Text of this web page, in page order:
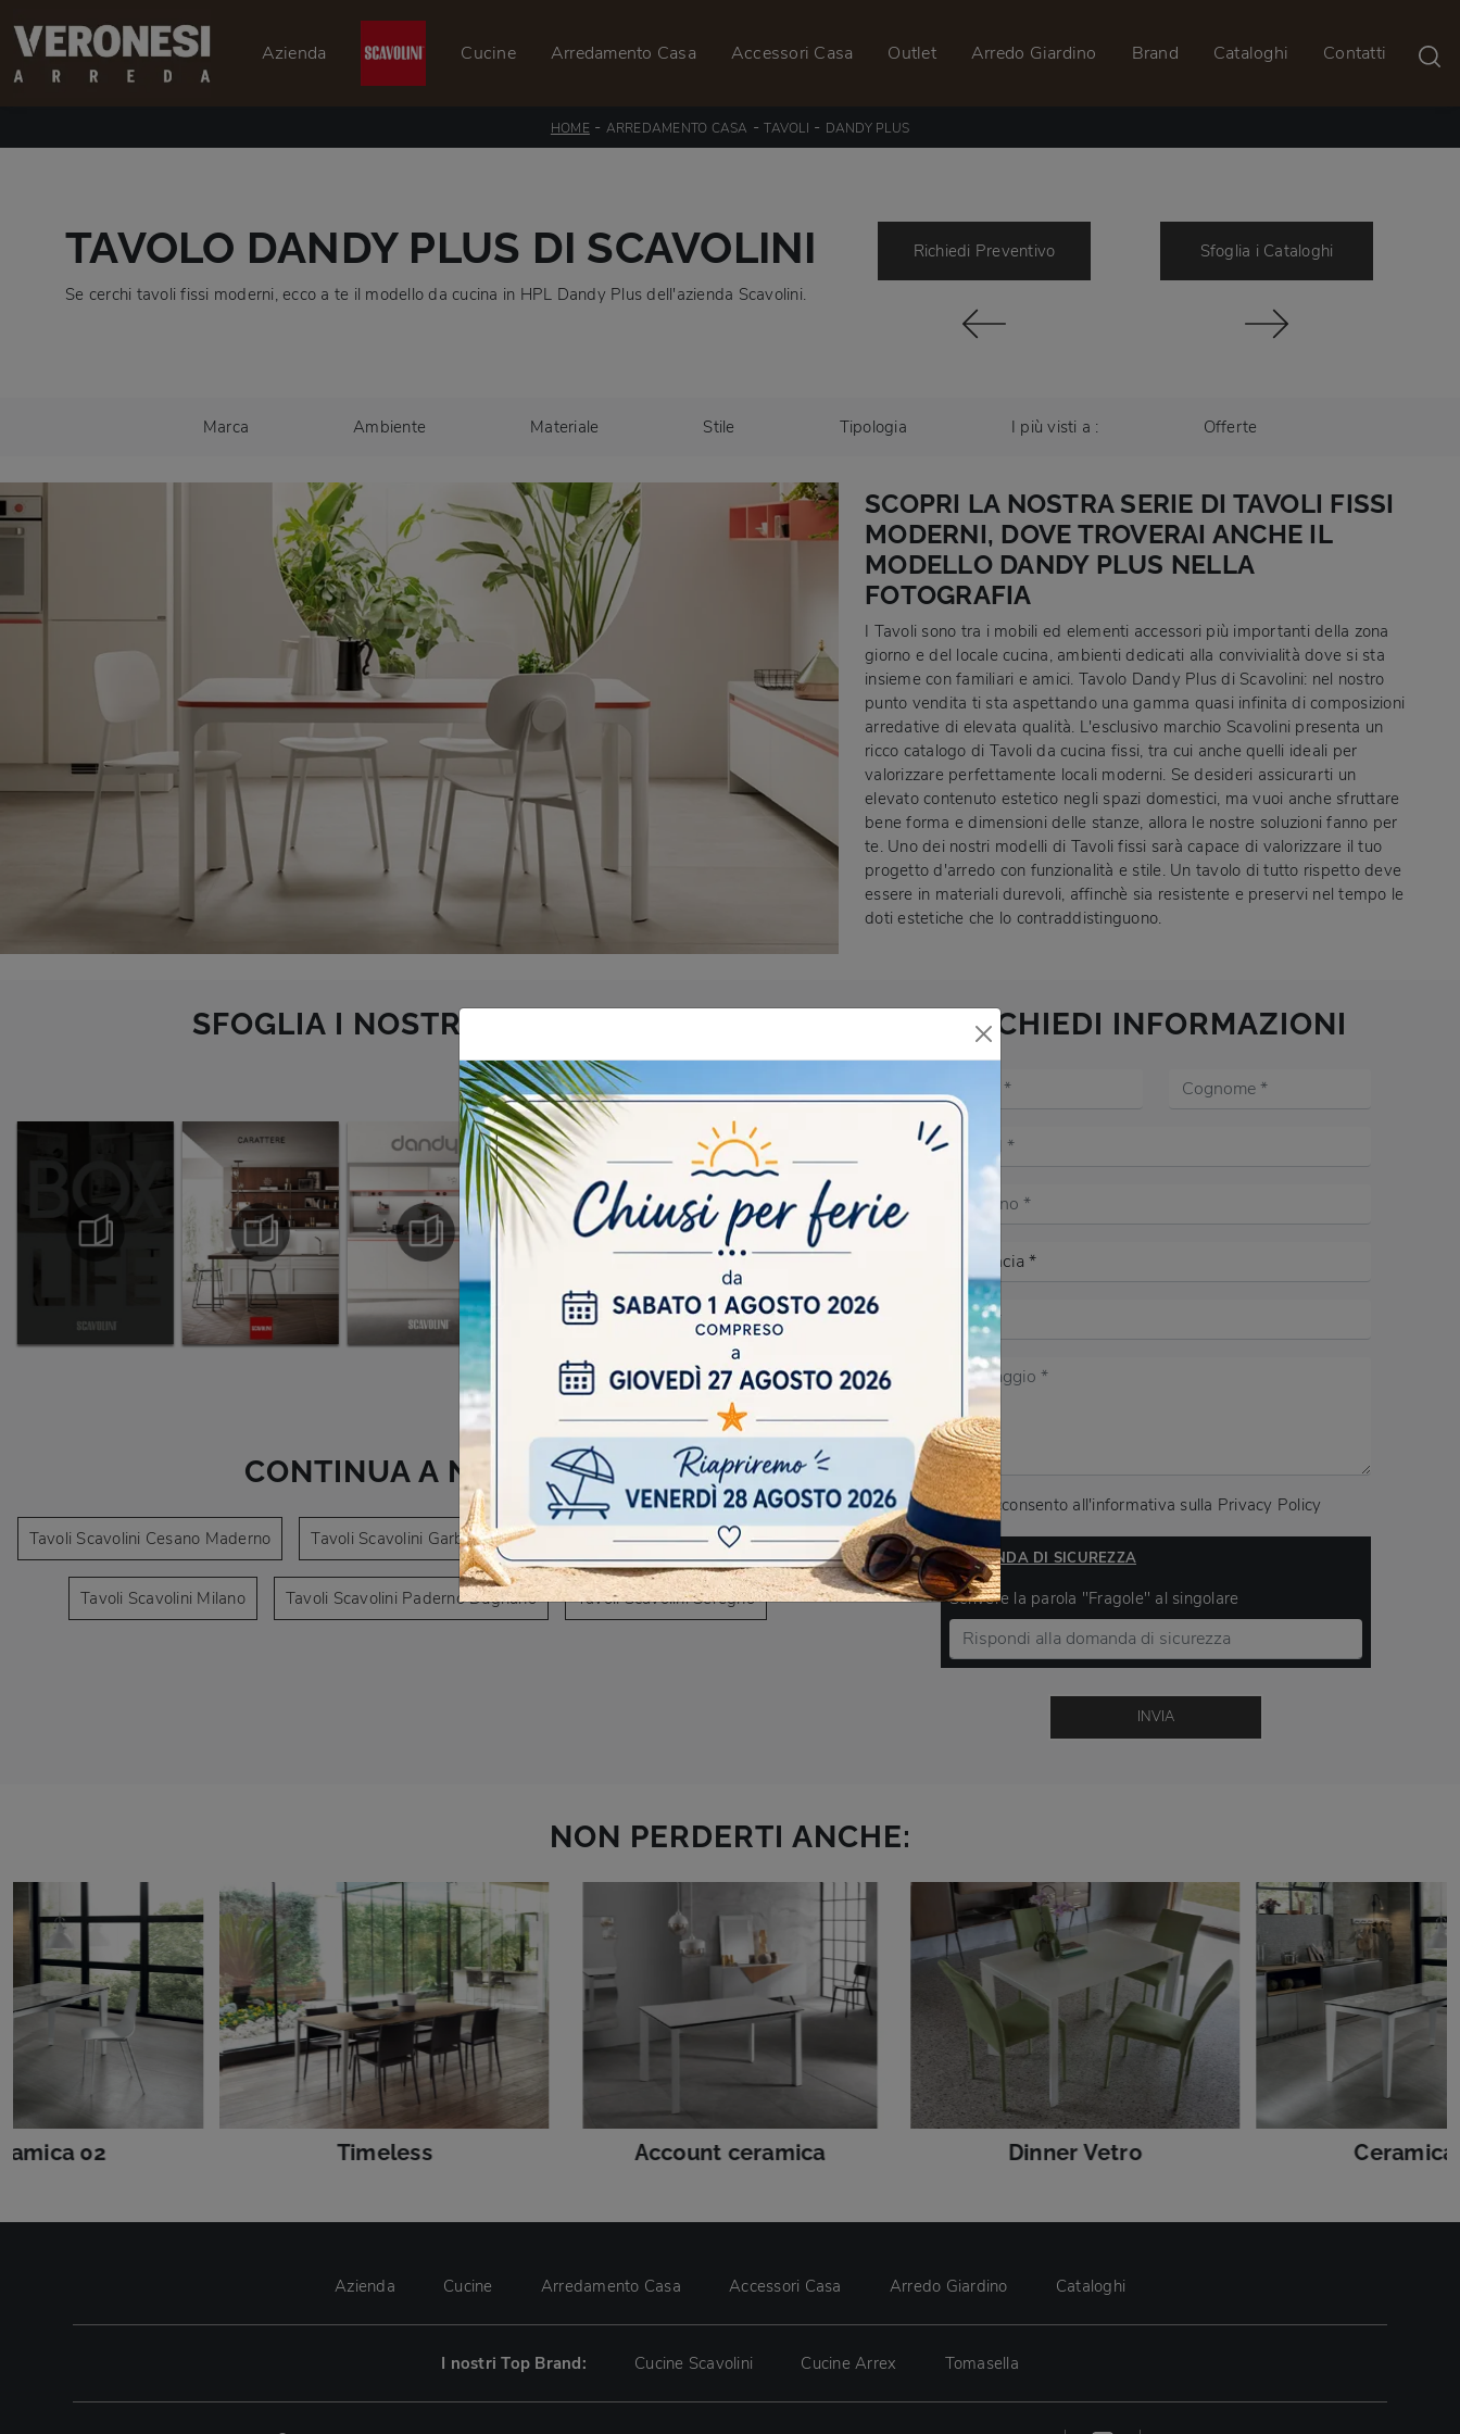
Azienda Cucine Arredamento Casa Accessori Casa Outlet Arredo Giardino Brand Cataloghi Contatti
HOME - ARREDAMENTO CASA -TAVOLI - DANDY PLUS
TAVOLO DANDY PLUS DI SCAVOLINI
Se cerchi tavoli fissi moderni, ecco a te il modello da cucina in HPL Dandy Plus dell'azienda Scavolini.
Richiedi Preventivo Sfoglia i Cataloghi
Marca Ambiente Materiale Stile Tipologia I più visti a : Offerte
SCOPRI LA NOSTRA SERIE DI TAVOLI FISSI
MODERNI, DOVE TROVERAI ANCHE IL
MODELLO DANDY PLUS NELLA
FOTOGRAFIA
I Tavoli sono tra i mobili ed elementi accessori più importanti della zona
giorno e del locale cucina, ambienti dedicati alla convivialità dove si sta
insieme con familiari e amici. Tavolo Dandy Plus di Scavolini: nel nostro
punto vendita ti sta aspettando una gamma quasi infinita di composizioni
arredative di elevata qualità. L'esclusivo marchio Scavolini presenta un
ricco catalogo di Tavoli da cucina fissi, tra cui anche quelli ideali per
valorizzare perfettamente locali moderni. Se desideri assicurarti un
elevato contenuto estetico negli spazi domestici, ma vuoi anche sfruttare
bene forma e dimensioni delle stanze, allora le nostre soluzioni fanno per
te. Uno dei nostri modelli di Tavoli fissi sarà capace di valorizzare il tuo
progetto d'arredo con funzionalità e stile. Un tavolo di tutto rispetto deve
essere in materiali durevoli, affinchè sia resistente e preservi nel tempo le
doti estetiche che lo contraddistinguono.
SFOGLIA I NOSTRI CATALOGHI
CONTINUA A NAVIGARE
Tavoli Scavolini Cesano Maderno Tavoli Scavolini Garbagnate Milanese Tavoli Scavolini Limbiate
Tavoli Scavolini Milano Tavoli Scavolini Paderno Dugnano Tavoli Scavolini Seregno
RICHIEDI INFORMAZIONI
Acconsento all'informativa sulla Privacy Policy
DOMANDA DI SICUREZZA
Scrivere la parola "Fragole" al singolare
INVIA
NON PERDERTI ANCHE:
02 Timeless Account ceramica Dinner Vetro Ceramica
Azienda Cucine Arredamento Casa Accessori Casa Arredo Giardino Cataloghi
I nostri Top Brand: Cucine Scavolini Cucine Arrex Tomasella